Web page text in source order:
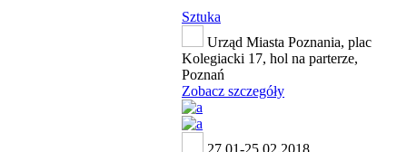
Sztuka
Urząd Miasta Poznania, plac
Kolegiacki 17, hol na parterze,
Poznań
Zobacz szczegóły
27.01-25.02.2018